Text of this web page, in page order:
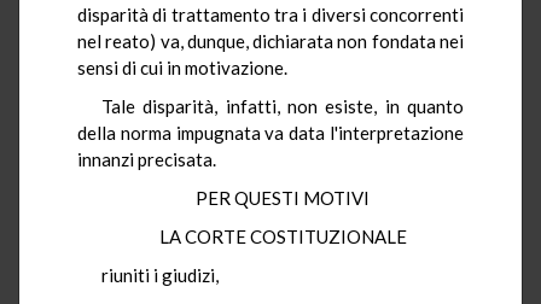
disparità di trattamento tra i diversi concorrenti
nel reato) va, dunque, dichiarata non fondata nei
sensi di cui in motivazione.
Tale disparità, infatti, non esiste, in quanto
della norma impugnata va data l'interpretazione
innanzi precisata.
PER QUESTI MOTIVI
LA CORTE COSTITUZIONALE
riuniti i giudizi,